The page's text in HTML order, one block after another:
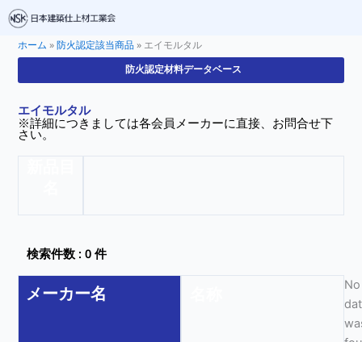
ホーム »防火認定該当商品» エイモルタル
防火認定材料データベース
エイモルタル
※詳細につきましては各会員メーカーに直接、お問合せ下
さい。
検索件数 : 0 件
メーカー名
No